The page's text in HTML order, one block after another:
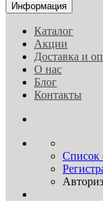
Информация
Каталог
Акции
Доставка и
О нас
Блог
Контакты
Список